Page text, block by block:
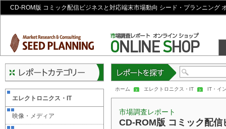
CD-ROM版 コミック配信ビジネスと対応端末市場動向 シード・プランニング
ホーム エレクトロニクス・IT IT・イ
市場調査レポート
CD-ROM版 コミック配
エレクトロニクス・IT
映像・メディア